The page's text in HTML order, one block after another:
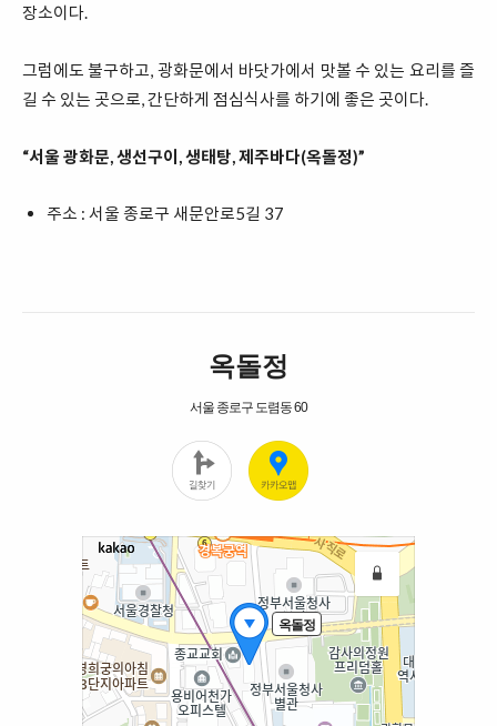
장소이다.
그럼에도 불구하고, 광화문에서 바닷가에서 맛볼 수 있는 요리를 즐
길 수 있는 곳으로, 간단하게 점심식사를 하기에 좋은 곳이다.
“서울 광화문, 생선구이, 생태탕, 제주바다(옥돌정)”
주소 : 서울 종로구 새문안로5길 37